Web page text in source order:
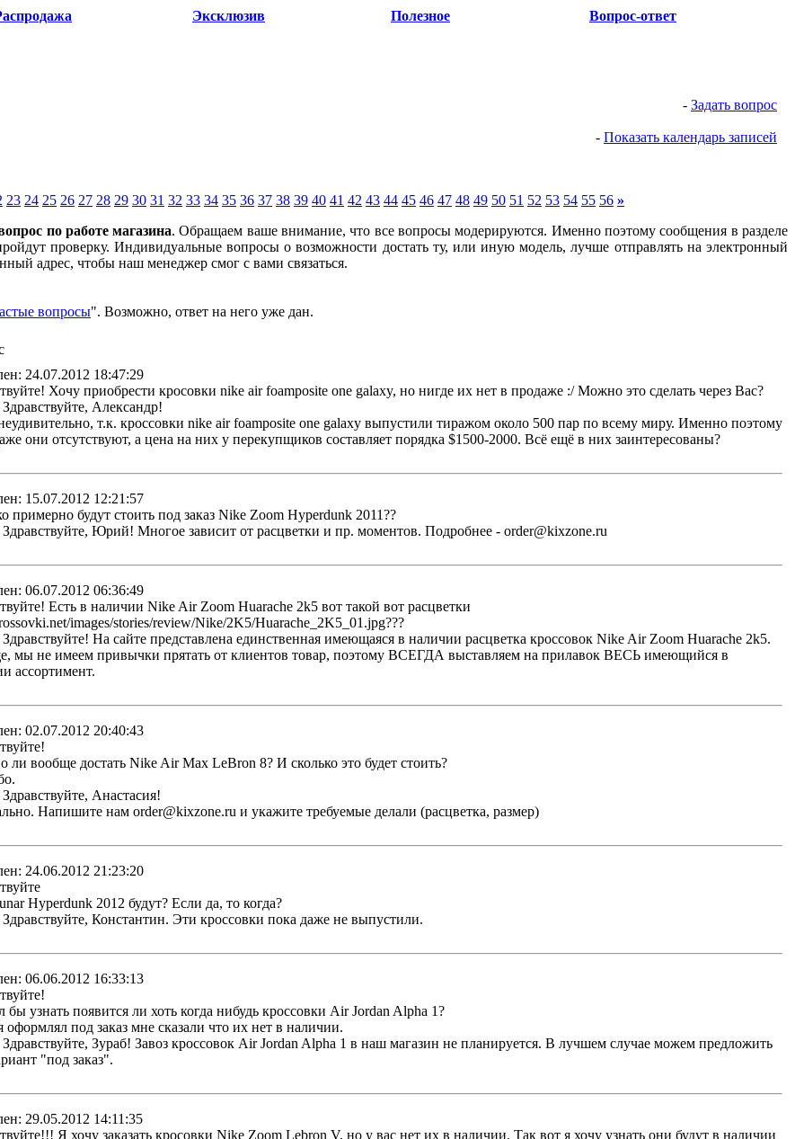
Эксклюзив Полезное Вопрос-ответ
- Задать вопрос
- Показать календарь записей
23 24 25 26 27 28 29 30 31 32 33 34 35 36 37 38 39 40 41 42 43 44 45 46 47 48 49 50 51 52 53 54 55 56 »
по работе магазина. Обращаем ваше внимание, что все вопросы модерируются. Именно поэтому сообщения в разделе
проверку. Индивидуальные вопросы о возможности достать ту, или иную модель, лучше отправлять на электронный
адрес, чтобы наш менеджер смог с вами связаться.
вопросы". Возможно, ответ на него уже дан.
24.07.2012 18:47:29
Хочу приобрести кросовки nike air foamposite one galaxy, но нигде их нет в продаже :/ Можно это сделать через Вас?
Александр!
т.к. кроссовки nike air foamposite one galaxy выпустили тиражом около 500 пар по всему миру. Именно поэтому
они отсутствуют, а цена на них у перекупщиков составляет порядка $1500-2000. Всё ещё в них заинтересованы?
15.07.2012 12:21:57
примерно будут стоить под заказ Nike Zoom Hyperdunk 2011??
Юрий! Многое зависит от расцветки и пр. моментов. Подробнее - order@kixzone.ru
06.07.2012 06:36:49
Есть в наличии Nike Air Zoom Huarache 2k5 вот такой вот расцветки
images/stories/review/Nike/2K5/Huarache_2K5_01.jpg???
На сайте представлена единственная имеющаяся в наличии расцветка кроссовок Nike Air Zoom Huarache 2k5.
мы не имеем привычки прятать от клиентов товар, поэтому ВСЕГДА выставляем на прилавок ВЕСЬ имеющийся в
ассортимент.
02.07.2012 20:40:43
ли вообще достать Nike Air Max LeBron 8? И сколько это будет стоить?
Анастасия!
Напишите нам order@kixzone.ru и укажите требуемые делали (расцветка, размер)
24.06.2012 21:23:20
Hyperdunk 2012 будут? Если да, то когда?
Константин. Эти кроссовки пока даже не выпустили.
06.06.2012 16:33:13
бы узнать появится ли хоть когда нибудь кроссовки Air Jordan Alpha 1?
оформлял под заказ мне сказали что их нет в наличии.
Зураб! Завоз кроссовок Air Jordan Alpha 1 в наш магазин не планируется. В лучшем случае можем предложить
"под заказ".
29.05.2012 14:11:35
Я хочу заказать кросовки Nike Zoom Lebron V, но у вас нет их в наличии. Так вот я хочу узнать они будут в наличии